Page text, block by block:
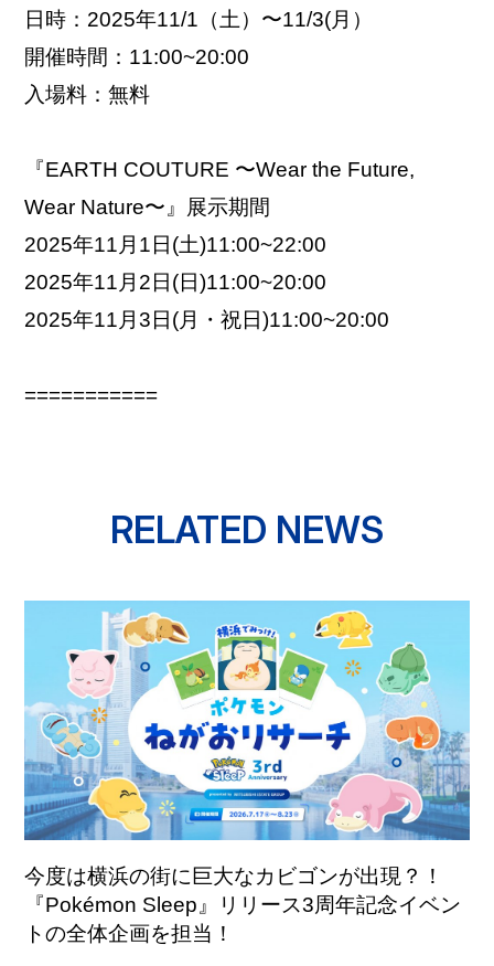
日時：2025年11/1（土）〜11/3(月）
開催時間：11:00~20:00
入場料：無料
『EARTH COUTURE 〜Wear the Future,
Wear Nature〜』展示期間
2025年11月1日(土)11:00~22:00
2025年11月2日(日)11:00~20:00
2025年11月3日(月・祝日)11:00~20:00
===========
RELATED NEWS
今度は横浜の街に巨大なカビゴンが出現？！
『Pokémon Sleep』リリース3周年記念イベン
トの全体企画を担当！